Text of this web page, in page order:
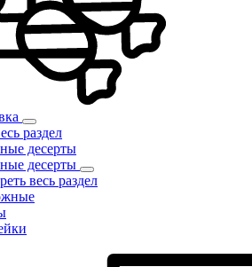
раздел
десерты
десерты
весь раздел